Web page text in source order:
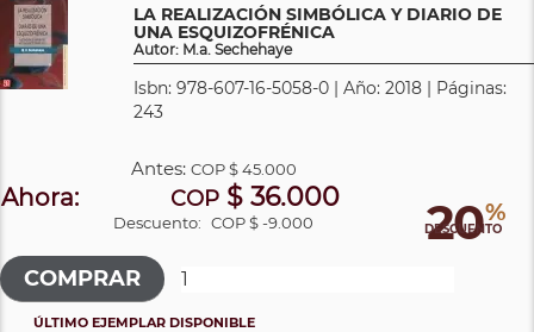
LA REALIZACIÓN SIMBÓLICA Y DIARIO DE
UNA ESQUIZOFRÉNICA
Autor: M.a. Sechehaye
Isbn: 978-607-16-5058-0 | Año: 2018 | Páginas:
243
20%
DESCUENTO
Antes: COP$ 45.000
Ahora: COP $ 36.000
Descuento: COP $ -9.000
ÚLTIMO EJEMPLAR DISPONIBLE